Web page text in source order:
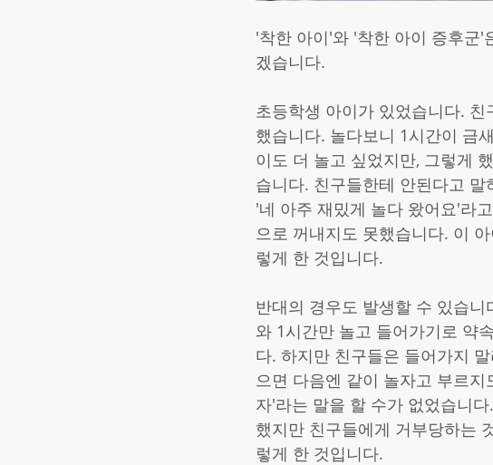
'착한 아이'와 '착한 아이 증후군'
겠습니다.
초등학생 아이가 있었습니다.
했습니다. 놀다보니 1시간이 금
이도 더 놀고 싶었지만, 그렇게
습니다. 친구들한테 안된다고
'네 아주 재밌게 놀다 왔어요'라
으로 꺼내지도 못했습니다. 이
렇게 한 것입니다.
반대의 경우도 발생할 수 있습
와 1시간만 놀고 들어가기로 약
다. 하지만 친구들은 들어가지
으면 다음엔 같이 놀자고 부르
자'라는 말을 할 수가 없었습니
했지만 친구들에게 거부당하는
렇게 한 것입니다.